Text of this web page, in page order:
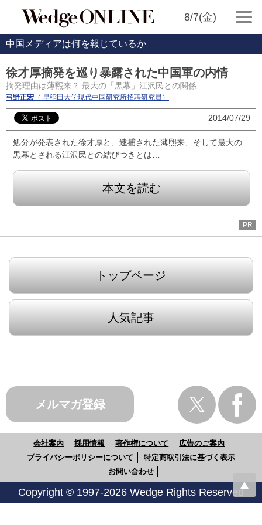
8/7(金)
中国メディアは何を報じているか
徐才厚摘発を巡り暴露された中国軍の内情
摘発理由は薄煕来？ 最大の「黒幕」江沢民との関係
弓野正宏 （ 早稲田大学現代中国研究所招聘研究員）
2014/07/29
処分が発表された徐才厚と、逮捕された薄熙来、そして最大の
黒幕とされる江沢民との結びつきとは…
本文を読む
PR
トップページ
人気記事
メルマガ登録
会社案内 採用情報 著作権について
広告のご案内
プライバシーポリシーについて
特定商取引法に基づく表示
お問い合わせ
Copyright © 1997-2026 Wedge Rights Reserved